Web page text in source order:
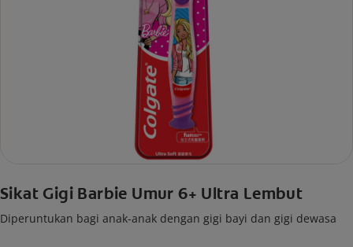
Sikat Gigi Barbie Umur 6+ Ultra Lembut
Diperuntukan bagi anak-anak dengan gigi bayi dan gigi dewasa